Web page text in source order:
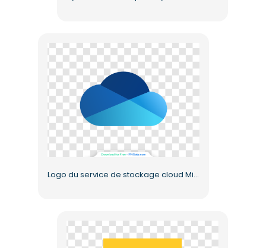
Logo du service de stockage cloud Microsoft OneDrive bleu (PNG gratuit)